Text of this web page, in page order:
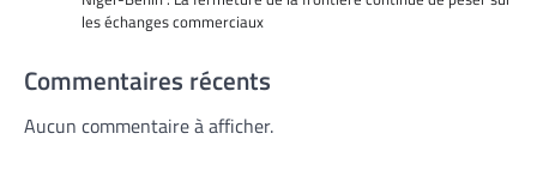
les échanges commerciaux
Commentaires récents
Aucun commentaire à afficher.